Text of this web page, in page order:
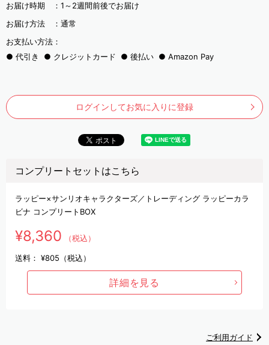
お届け時期 ： 1～2週間前後でお届け
お届け方法 ： 通常
お支払い方法：
代引き
クレジットカード 後払い Amazon Pay
ログインしてお気に入りに登録
コンプリートセットはこちら
ラッピー×サンリオキャラクターズ／トレーディング ラッピーカラ
ビナ コンプリートBOX
¥8,360 （税込）
送料： ¥805（税込）
詳細を見る
ご利用ガイド